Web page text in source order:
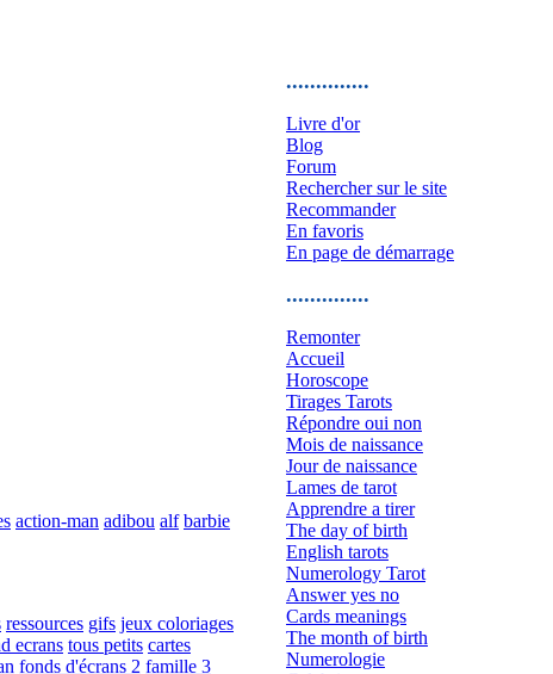
action-man adibou alf barbie
ressources gifs jeux coloriages
ecrans tous petits cartes
fonds d'écrans 2 famille 3
..............
Livre d'or
Blog
Forum
Rechercher sur le site
Recommander
En favoris
En page de démarrage
..............
Remonter
Accueil
Horoscope
Tirages Tarots
Répondre oui non
Mois de naissance
Jour de naissance
Lames de tarot
Apprendre a tirer
The day of birth
English tarots
Numerology Tarot
Answer yes no
Cards meanings
The month of birth
Numerologie